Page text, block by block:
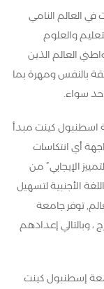
العالم النامي
والعلوم
العالم الذين
بالنفس ومهرة بما
حد سواء.
كينت مبدأ
أي انتكاسات
الإيجابي” من
الأجنبية لتسهيل
توفر جامعة
، وبالتالي إعدادهم
إسطنبول كينت